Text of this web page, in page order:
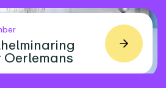
Oerlemans